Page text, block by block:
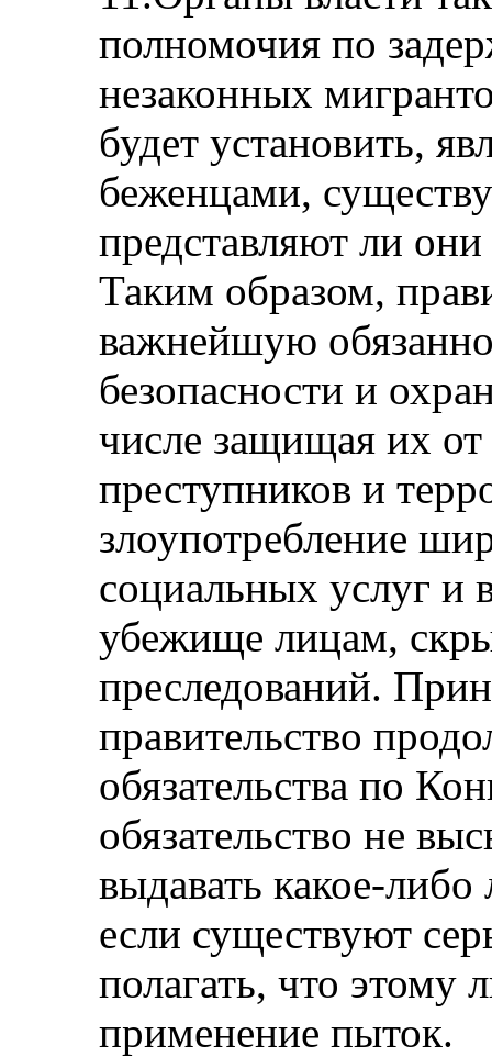
полномочия по
незаконных
будет установить,
беженцами,
представляют ли они
Таким образом,
важнейшую
безопасности и
числе защищая их
преступников и
злоупотребление
социальных услуг и
убежище лицам,
преследований.
правительство
обязательства по
обязательство не
выдавать какое-либо
если существуют
полагать, что этому
применение пыток.